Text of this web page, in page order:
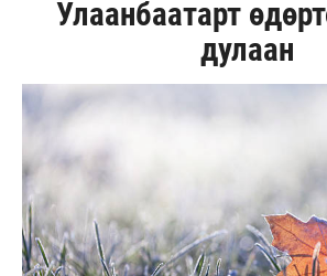
Улаанбаатарт
дулаан